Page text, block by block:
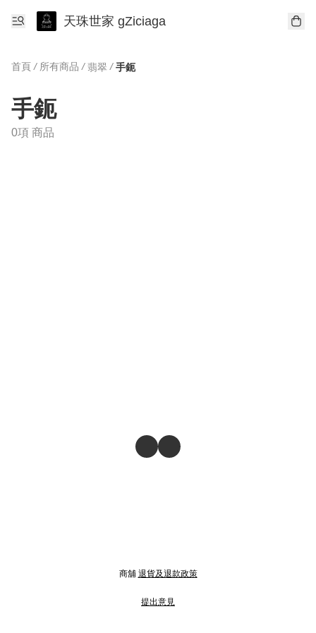
天珠世家 gZiciaga
首頁 / 所有商品 / 翡翠 / 手鈪
手鈪
0項 商品
商舖 退貨及退款政策
提出意見